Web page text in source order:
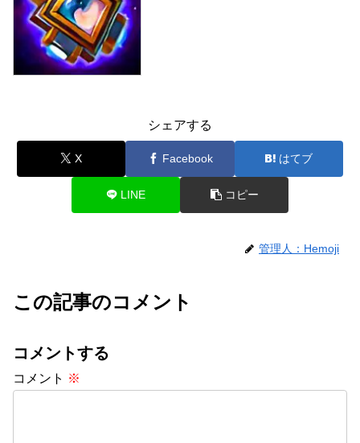
シェアする
X Facebook はてブ
LINE コピー
管理人：Hemoji
この記事のコメント
コメントする
コメント ※